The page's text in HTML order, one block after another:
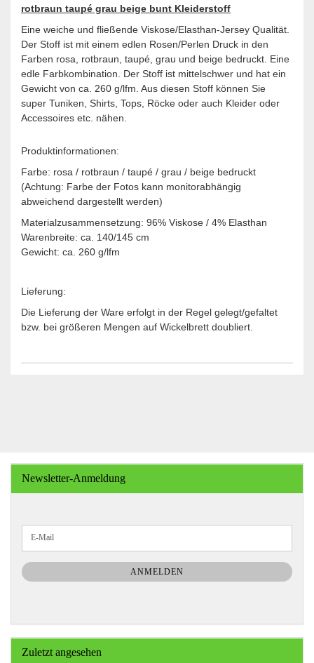
rotbraun taupé grau beige bunt Kleiderstoff
Eine weiche und fließende Viskose/Elasthan-Jersey Qualität.
Der Stoff ist mit einem edlen Rosen/Perlen Druck in den
Farben rosa, rotbraun, taupé, grau und beige bedruckt. Eine
edle Farbkombination. Der Stoff ist mittelschwer und hat ein
Gewicht von ca. 260 g/lfm. Aus diesen Stoff können Sie
super Tuniken, Shirts, Tops, Röcke oder auch Kleider oder
Accessoires etc. nähen.
Produktinformationen:
Farbe: rosa / rotbraun / taupé / grau / beige bedruckt
(Achtung: Farbe der Fotos kann monitorabhängig
abweichend dargestellt werden)
Materialzusammensetzung: 96% Viskose / 4% Elasthan
Warenbreite: ca. 140/145 cm
Gewicht: ca. 260 g/lfm
Lieferung:
Die Lieferung der Ware erfolgt in der Regel gelegt/gefaltet
bzw. bei größeren Mengen auf Wickelbrett doubliert.
Newsletter-Anmeldung
ZUR
NEWSLETTER-
ANMELDUNG
E-
ANMELDEN
Zuletzt angesehen